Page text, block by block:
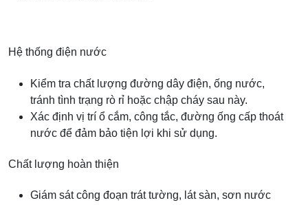
Hệ thống điện nước
Kiểm tra chất lượng đường dây điện, ống nước,
tránh tình trạng rò rỉ hoặc chập cháy sau này.
Xác định vị trí ổ cắm, công tắc, đường ống cấp thoát
nước để đảm bảo tiện lợi khi sử dụng.
Chất lượng hoàn thiện
Giám sát công đoạn trát tường, lát sàn, sơn nước